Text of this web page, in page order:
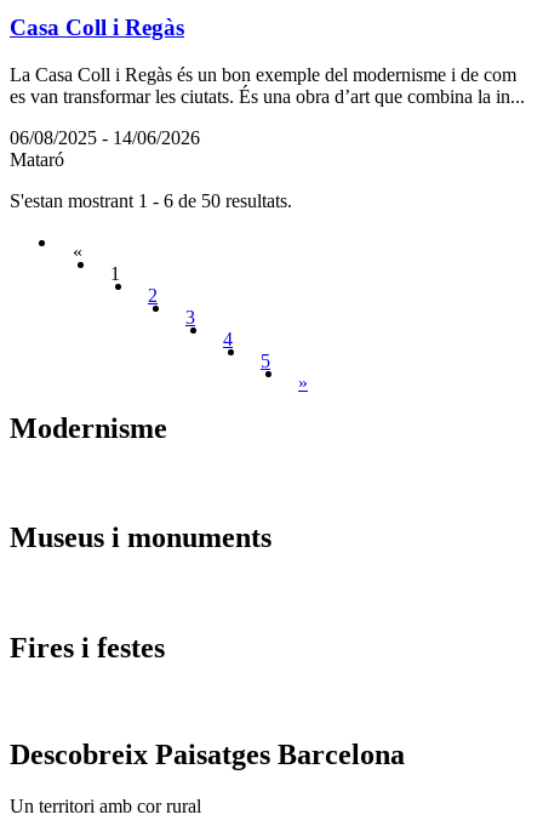
Casa Coll i Regàs
La Casa Coll i Regàs és un bon exemple del modernisme i de com
es van transformar les ciutats. És una obra d’art que combina la in...
06/08/2025 - 14/06/2026
Mataró
S'estan mostrant 1 - 6 de 50 resultats.
«
1
2
3
4
5
»
Modernisme
Museus i monuments
Fires i festes
Descobreix Paisatges Barcelona
Un territori amb cor rural